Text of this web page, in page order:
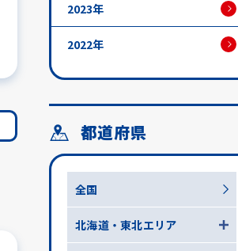
2023年
2022年
都道府県
全国
北海道・東北エリア